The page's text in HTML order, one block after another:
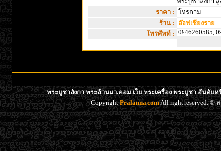
ราคา : โทรถาม
ร้าน :
อ๊อฟเชียงราย
โทรศัพท์ : 0946260585,
พระบูชาลังกา พระล้านนา.คอม เว็บ พระเครื่อง พระบูชา อันดับ
CopyrightPralanna.comAll right reserved. ©